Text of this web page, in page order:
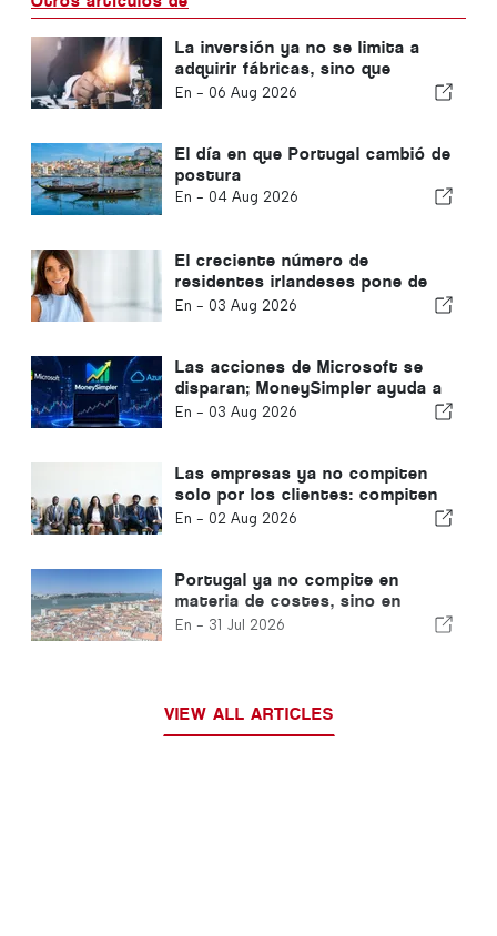
La inversión ya no se limita a
adquirir fábricas, sino que
también adquiere
En - 06 Aug 2026
El día en que Portugal cambió de
postura
En - 04 Aug 2026
El creciente número de
residentes irlandeses pone de
relieve la transformación del
En - 03 Aug 2026
Las acciones de Microsoft se
disparan; MoneySimpler ayuda a
los inversores a generar
En - 03 Aug 2026
Las empresas ya no compiten
solo por los clientes: compiten
por el talento.
En - 02 Aug 2026
Portugal ya no compite en
materia de costes, sino en
materia de ecosistemas
En - 31 Jul 2026
VIEW ALL ARTICLES